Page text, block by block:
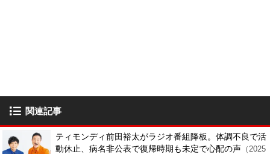
関連記事
ティモンディ前田裕太がラジオ番組降板。体調不良で活
動休止、病名非公表で復帰時期も未定で心配の声 （2025